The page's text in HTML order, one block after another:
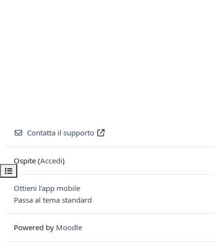
Apri indice del corso
Contatta il supporto
Ospite (Accedi)
Ottieni l'app mobile
Passa al tema standard
Powered by Moodle